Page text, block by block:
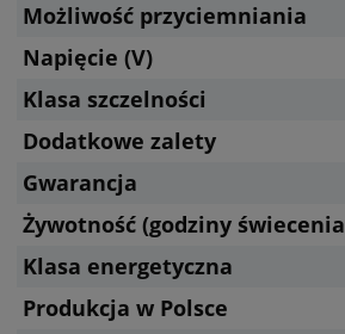
Możliwość przyciemniania
Napięcie (V)
Klasa szczelności
Dodatkowe zalety
Gwarancja
Żywotność (godziny
Klasa energetyczna
Produkcja w Polsce